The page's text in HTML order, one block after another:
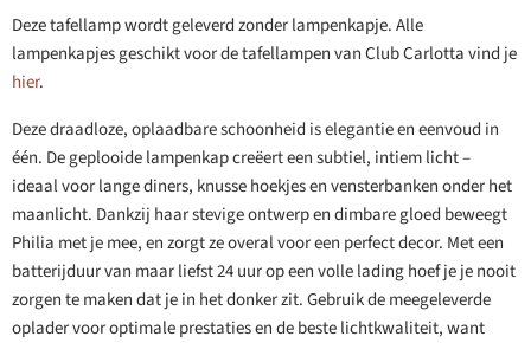
Deze tafellamp wordt geleverd zonder lampenkapje. Alle
lampenkapjes geschikt voor de tafellampen van Club Carlotta vind je
hier.
Deze draadloze, oplaadbare schoonheid is elegantie en eenvoud in
één. De geplooide lampenkap creëert een subtiel, intiem licht –
ideaal voor lange diners, knusse hoekjes en vensterbanken onder het
maanlicht. Dankzij haar stevige ontwerp en dimbare gloed beweegt
Philia met je mee, en zorgt ze overal voor een perfect decor. Met een
batterijduur van maar liefst 24 uur op een volle lading hoef je je nooit
zorgen te maken dat je in het donker zit. Gebruik de meegeleverde
oplader voor optimale prestaties en de beste lichtkwaliteit, want